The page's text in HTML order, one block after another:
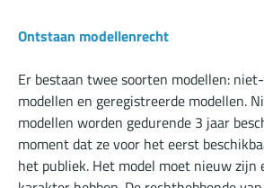
Ontstaan modellenrecht
Er bestaan twee soorten modellen:
modellen en geregistreerde modellen.
modellen worden gedurende 3 jaar
moment dat ze voor het eerst
het publiek. Het model moet nieuw zijn